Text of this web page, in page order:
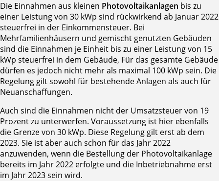
Die Einnahmen aus kleinen Photovoltaikanlagen bis zu
einer Leistung von 30 kWp sind rückwirkend ab Januar 2022
steuerfrei in der Einkommensteuer. Bei
Mehrfamilienhäusern und gemischt genutzten Gebäuden
sind die Einnahmen je Einheit bis zu einer Leistung von 15
kWp steuerfrei in dem Gebäude, Für das gesamte Gebäude
dürfen es jedoch nicht mehr als maximal 100 kWp sein. Die
Regelung gilt sowohl für bestehende Anlagen als auch für
Neuanschaffungen.
Auch sind die Einnahmen nicht der Umsatzsteuer von 19
Prozent zu unterwerfen. Voraussetzung ist hier ebenfalls
die Grenze von 30 kWp. Diese Regelung gilt erst ab dem
2023. Sie ist aber auch schon für das Jahr 2022
anzuwenden, wenn die Bestellung der Photovoltaikanlage
bereits im Jahr 2022 erfolgte und die Inbetriebnahme erst
im Jahr 2023 sein wird.